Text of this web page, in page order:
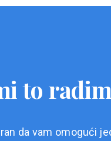
to
da vam omogući